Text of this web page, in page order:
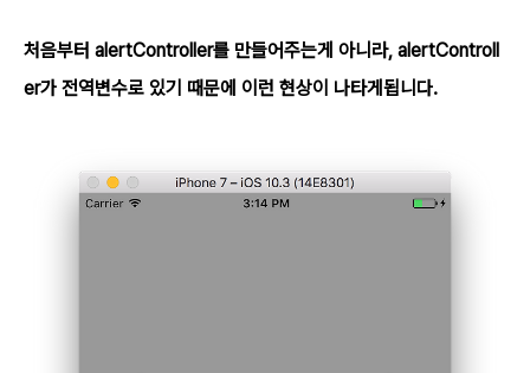
처음부터 alertController를 만들어주는게 아니라, alertControll
er가 전역변수로 있기 때문에 이런 현상이 나타게됩니다.